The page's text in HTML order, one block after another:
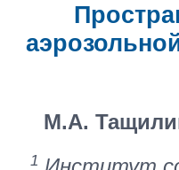
М.А.
1